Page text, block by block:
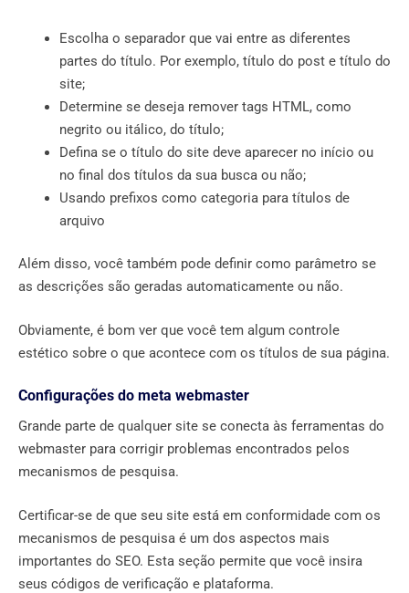
Escolha o separador que vai entre as diferentes
partes do título. Por exemplo, título do post e título do
site;
Determine se deseja remover tags HTML, como
negrito ou itálico, do título;
Defina se o título do site deve aparecer no início ou
no final dos títulos da sua busca ou não;
Usando prefixos como categoria para títulos de
arquivo
Além disso, você também pode definir como parâmetro se
as descrições são geradas automaticamente ou não.
Obviamente, é bom ver que você tem algum controle
estético sobre o que acontece com os títulos de sua página.
Configurações do meta webmaster
Grande parte de qualquer site se conecta às ferramentas do
webmaster para corrigir problemas encontrados pelos
mecanismos de pesquisa.
Certificar-se de que seu site está em conformidade com os
mecanismos de pesquisa é um dos aspectos mais
importantes do SEO. Esta seção permite que você insira
seus códigos de verificação e plataforma.